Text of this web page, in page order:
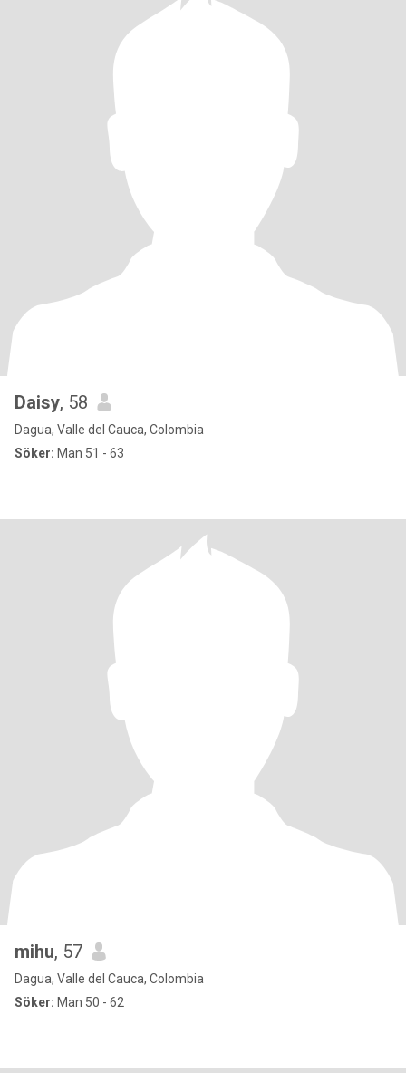
Daisy, 58
Dagua, Valle del Cauca, Colombia
Söker: Man 51 - 63
mihu, 57
Dagua, Valle del Cauca, Colombia
Söker: Man 50 - 62